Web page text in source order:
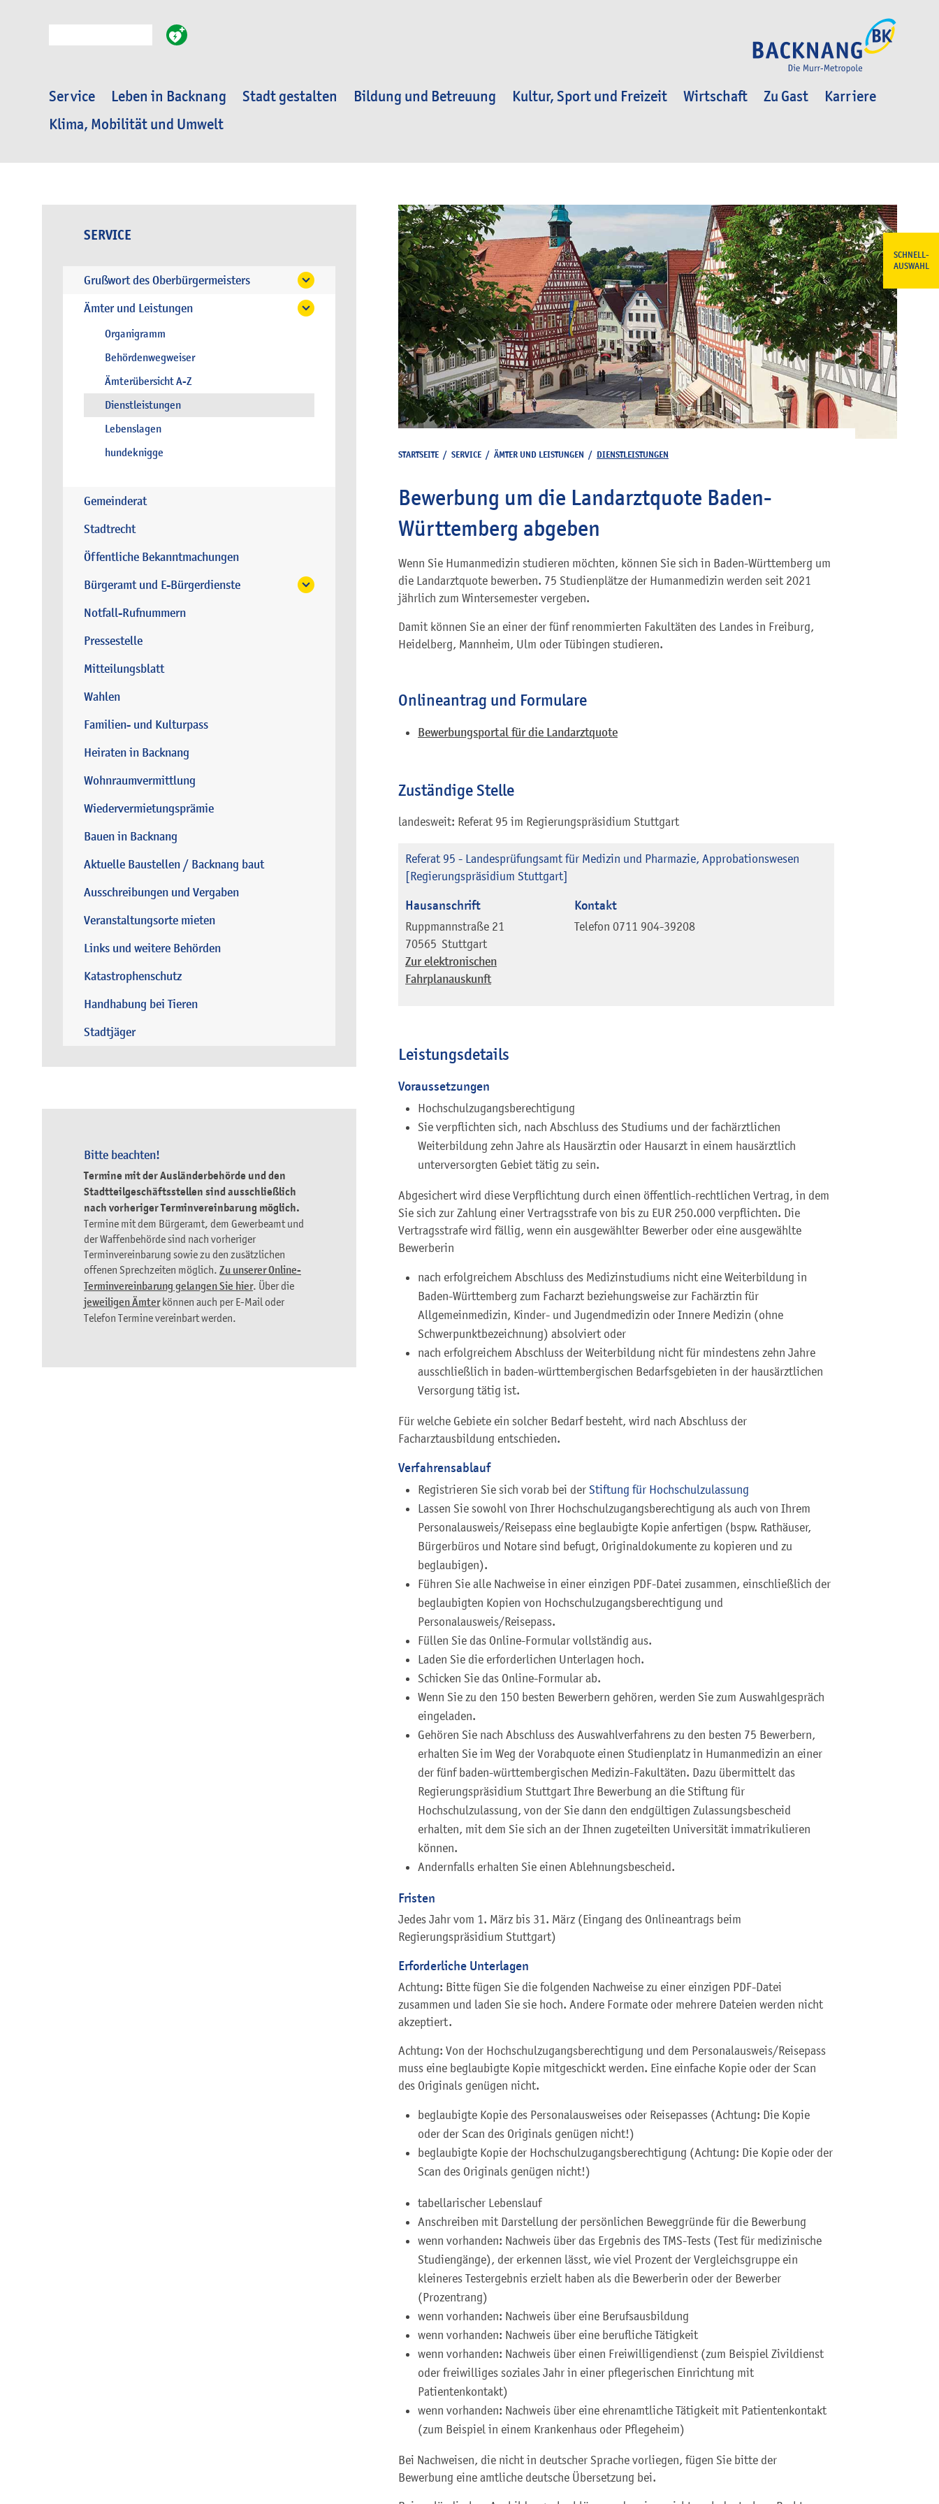
Service Leben in Backnang Stadt gestalten Bildung und Betreuung Kultur, Sport und Freizeit Wirtschaft Zu Gast
Karriere
Klima, Mobilität und Umwelt
SCHNELL-
AUSWAHL
SERVICE
Grußwort des Oberbürgermeisters
Ämter und Leistungen
Organigramm
Behördenwegweiser
Ämterübersicht A-Z
Dienstleistungen
Lebenslagen
hundeknigge
Gemeinderat
Stadtrecht
Öffentliche Bekanntmachungen
Bürgeramt und E-Bürgerdienste
Notfall-Rufnummern
Pressestelle
Mitteilungsblatt
Wahlen
Familien- und Kulturpass
Heiraten in Backnang
Wohnraumvermittlung
Wiedervermietungsprämie
Bauen in Backnang
Aktuelle Baustellen / Backnang baut
Ausschreibungen und Vergaben
Veranstaltungsorte mieten
Links und weitere Behörden
Katastrophenschutz
Handhabung bei Tieren
Stadtjäger
Bitte beachten!
Termine mit der Ausländerbehörde und den
Stadtteilgeschäftsstellen sind ausschließlich
nach vorheriger Terminvereinbarung möglich.
Termine mit dem Bürgeramt, dem Gewerbeamt und
der Waffenbehörde sind nach vorheriger
Terminvereinbarung sowie zu den zusätzlichen
offenen Sprechzeiten möglich. Zu unserer Online-
Terminvereinbarung gelangen Sie hier. Über die
jeweiligen Ämterkönnen auch per E-Mail oder
Telefon Termine vereinbart werden.
STARTSEITE / SERVICE / ÄMTER UND LEISTUNGEN / DIENSTLEISTUNGEN
Bewerbung um die Landarztquote Baden-
Württemberg abgeben
Wenn Sie Humanmedizin studieren möchten, können Sie sich in Baden-Württemberg um
die Landarztquote bewerben. 75 Studienplätze der Humanmedizin werden seit 2021
jährlich zum Wintersemester vergeben.
Damit können Sie an einer der fünf renommierten Fakultäten des Landes in Freiburg,
Heidelberg, Mannheim, Ulm oder Tübingen studieren.
Onlineantrag und Formulare
Bewerbungsportal für die Landarztquote
Zuständige Stelle
landesweit: Referat 95 im Regierungspräsidium Stuttgart
Referat 95 - Landesprüfungsamt für Medizin und Pharmazie, Approbationswesen
[Regierungspräsidium Stuttgart]
Hausanschrift
Ruppmannstraße 21
70565 Stuttgart
Zur elektronischen
Fahrplanauskunft
Kontakt
Telefon 0711 904-39208
Leistungsdetails
Voraussetzungen
Hochschulzugangsberechtigung
Sie verpflichten sich, nach Abschluss des Studiums und der fachärztlichen
Weiterbildung zehn Jahre als Hausärztin oder Hausarzt in einem hausärztlich
unterversorgten Gebiet tätig zu sein.
Abgesichert wird diese Verpflichtung durch einen öffentlich-rechtlichen Vertrag, in dem
Sie sich zur Zahlung einer Vertragsstrafe von bis zu EUR 250.000 verpflichten. Die
Vertragsstrafe wird fällig, wenn ein ausgewählter Bewerber oder eine ausgewählte
Bewerberin
nach erfolgreichem Abschluss des Medizinstudiums nicht eine Weiterbildung in
Baden-Württemberg zum Facharzt beziehungsweise zur Fachärztin für
Allgemeinmedizin, Kinder- und Jugendmedizin oder Innere Medizin (ohne
Schwerpunktbezeichnung) absolviert oder
nach erfolgreichem Abschluss der Weiterbildung nicht für mindestens zehn Jahre
ausschließlich in baden-württembergischen Bedarfsgebieten in der hausärztlichen
Versorgung tätig ist.
Für welche Gebiete ein solcher Bedarf besteht, wird nach Abschluss der
Facharztausbildung entschieden.
Verfahrensablauf
Registrieren Sie sich vorab bei der Stiftung für Hochschulzulassung
Lassen Sie sowohl von Ihrer Hochschulzugangsberechtigung als auch von Ihrem
Personalausweis/Reisepass eine beglaubigte Kopie anfertigen (bspw. Rathäuser,
Bürgerbüros und Notare sind befugt, Originaldokumente zu kopieren und zu
beglaubigen).
Führen Sie alle Nachweise in einer einzigen PDF-Datei zusammen, einschließlich der
beglaubigten Kopien von Hochschulzugangsberechtigung und
Personalausweis/Reisepass.
Füllen Sie das Online-Formular vollständig aus.
Laden Sie die erforderlichen Unterlagen hoch.
Schicken Sie das Online-Formular ab.
Wenn Sie zu den 150 besten Bewerbern gehören, werden Sie zum Auswahlgespräch
eingeladen.
Gehören Sie nach Abschluss des Auswahlverfahrens zu den besten 75 Bewerbern,
erhalten Sie im Weg der Vorabquote einen Studienplatz in Humanmedizin an einer
der fünf baden-württembergischen Medizin-Fakultäten. Dazu übermittelt das
Regierungspräsidium Stuttgart Ihre Bewerbung an die Stiftung für
Hochschulzulassung, von der Sie dann den endgültigen Zulassungsbescheid
erhalten, mit dem Sie sich an der Ihnen zugeteilten Universität immatrikulieren
können.
Andernfalls erhalten Sie einen Ablehnungsbescheid.
Fristen
Jedes Jahr vom 1. März bis 31. März (Eingang des Onlineantrags beim
Regierungspräsidium Stuttgart)
Erforderliche Unterlagen
Achtung: Bitte fügen Sie die folgenden Nachweise zu einer einzigen PDF-Datei
zusammen und laden Sie sie hoch. Andere Formate oder mehrere Dateien werden nicht
akzeptiert.
Achtung: Von der Hochschulzugangsberechtigung und dem Personalausweis/Reisepass
muss eine beglaubigte Kopie mitgeschickt werden. Eine einfache Kopie oder der Scan
des Originals genügen nicht.
beglaubigte Kopie des Personalausweises oder Reisepasses (Achtung: Die Kopie
oder der Scan des Originals genügen nicht!)
beglaubigte Kopie der Hochschulzugangsberechtigung (Achtung: Die Kopie oder der
Scan des Originals genügen nicht!)
tabellarischer Lebenslauf
Anschreiben mit Darstellung der persönlichen Beweggründe für die Bewerbung
wenn vorhanden: Nachweis über das Ergebnis des TMS-Tests (Test für medizinische
Studiengänge), der erkennen lässt, wie viel Prozent der Vergleichsgruppe ein
kleineres Testergebnis erzielt haben als die Bewerberin oder der Bewerber
(Prozentrang)
wenn vorhanden: Nachweis über eine Berufsausbildung
wenn vorhanden: Nachweis über eine berufliche Tätigkeit
wenn vorhanden: Nachweis über einen Freiwilligendienst (zum Beispiel Zivildienst
oder freiwilliges soziales Jahr in einer pflegerischen Einrichtung mit
Patientenkontakt)
wenn vorhanden: Nachweis über eine ehrenamtliche Tätigkeit mit Patientenkontakt
(zum Beispiel in einem Krankenhaus oder Pflegeheim)
Bei Nachweisen, die nicht in deutscher Sprache vorliegen, fügen Sie bitte der
Bewerbung eine amtliche deutsche Übersetzung bei.